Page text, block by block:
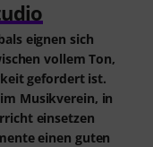
eignen sich
vollem Ton,
gefordert ist.
Musikverein, in
einsetzen
einen guten